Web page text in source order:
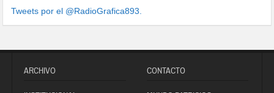
Tweets por el @RadioGrafica893.
ARCHIVO CONTACTO